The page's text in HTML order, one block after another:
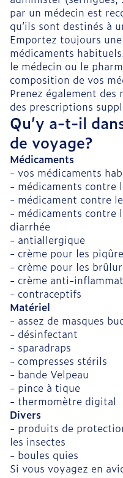
par un médecin est
qu’ils sont destinés à
Emportez toujours
médicaments
le médecin ou le
composition de vos
Prenez également des
des prescriptions
Qu’y a-t-il
de voyage?
Médicaments
- vos médicaments
- médicaments contre
- médicament contre
- médicaments contre
diarrhée
- antiallergique
- crème pour les
- crème pour les
- crème anti-
- contraceptifs
Matériel
- assez de masques
- désinfectant
- sparadraps
- compresses stérils
- bande Velpeau
- pince à tique
- thermomètre digital
Divers
- produits de
les insectes
- boules quies
Si vous voyagez en